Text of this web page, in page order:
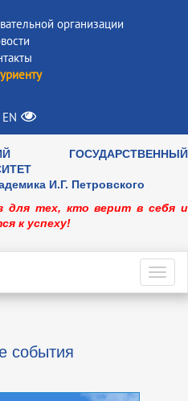
организации
EN
ГОСУДАРСТВЕННЫЙ
И.Г. Петровского
для тех, кто верит в себя и
к успеху!
события